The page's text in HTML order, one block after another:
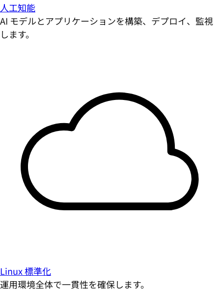
人工知能
AI モデルとアプリケーションを構築、デプロイ、監視
します。
Linux 標準化
運用環境全体で一貫性を確保します。